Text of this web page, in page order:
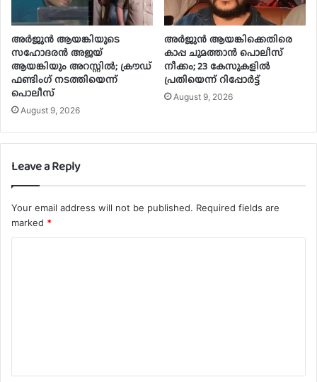
അർജുൻ ആയങ്കിയുടെ
സഹോദരൻ അജയ്
ആയങ്കിയും അറസ്റ്റിൽ; ക്രൗഡ്
ഫണ്ടിംഗ് നടത്തിയെന്ന്
പൊലീസ്
August 9, 2026
അർജുൻ ആയങ്കിക്കെതിരെ
കാപ്പ ചുമത്താൻ പൊലീസ്
നീക്കം; 23 കേസുകളിൽ
പ്രതിയെന്ന് റിപ്പോർട്ട്
August 9, 2026
Leave a Reply
Your email address will not be published. Required fields are
marked *
t